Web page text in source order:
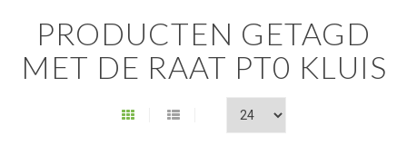
PRODUCTEN GETAGD
MET DE RAAT PT0 KLUIS